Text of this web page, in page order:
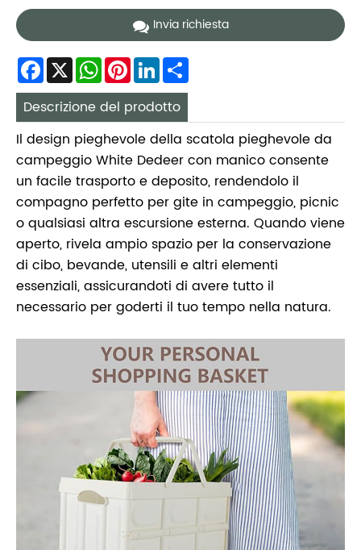
Invia richiesta
Facebook
X WhatsApp
Pinterest
LinkedIn
Descrizione del prodotto
Il design pieghevole della scatola pieghevole da
campeggio White Dedeer con manico consente
un facile trasporto e deposito, rendendolo il
compagno perfetto per gite in campeggio, picnic
o qualsiasi altra escursione esterna. Quando viene
aperto, rivela ampio spazio per la conservazione
di cibo, bevande, utensili e altri elementi
essenziali, assicurandoti di avere tutto il
necessario per goderti il tuo tempo nella natura.